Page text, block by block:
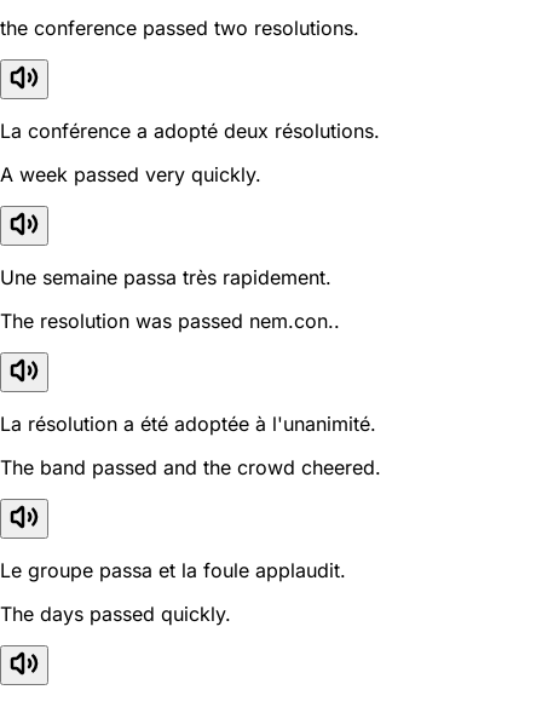
the conference passed two resolutions.
La conférence a adopté deux résolutions.
A week passed very quickly.
Une semaine passa très rapidement.
The resolution was passed nem.con..
La résolution a été adoptée à l'unanimité.
The band passed and the crowd cheered.
Le groupe passa et la foule applaudit.
The days passed quickly.